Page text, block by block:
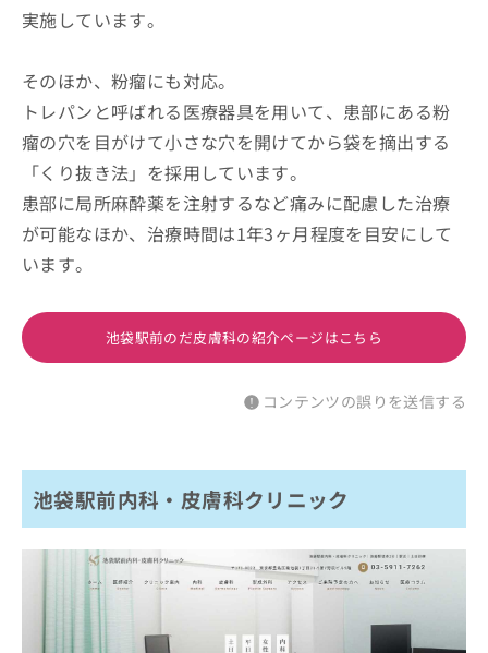
実施しています。
そのほか、粉瘤にも対応。
トレパンと呼ばれる医療器具を用いて、患部にある粉
瘤の穴を目がけて小さな穴を開けてから袋を摘出する
「くり抜き法」を採用しています。
患部に局所麻酔薬を注射するなど痛みに配慮した治療
が可能なほか、治療時間は1年3ヶ月程度を目安にして
います。
池袋駅前のだ皮膚科の紹介ページはこちら
コンテンツの誤りを送信する
池袋駅前内科・皮膚科クリニック